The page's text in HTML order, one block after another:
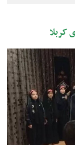
کربلا